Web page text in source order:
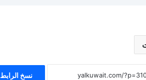
نسخ الرابط